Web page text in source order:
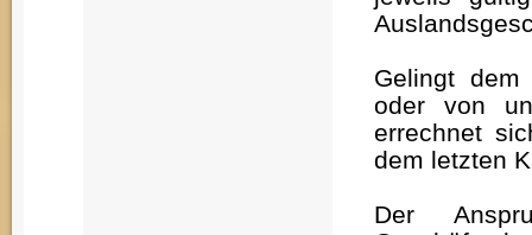
Gelingt dem
oder von
errechnet
dem letzten
Der